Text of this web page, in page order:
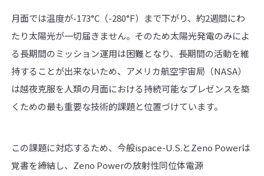
月面では温度が-173°C（-280°F）まで下がり、約2週間にわ
たり太陽光が一切届きません。そのため太陽光発電のみによ
る長期間のミッション運用は困難となり、長期間の活動を維
持することが出来ないため、アメリカ航空宇宙局（NASA）
は越夜克服を人類の月面における持続可能なプレゼンスを築
くための最も重要な技術的課題と位置づけています。
この課題に対応するため、今般ispace-U.S.とZeno Powerは
覚書を締結し、Zeno Powerの放射性同位体電源